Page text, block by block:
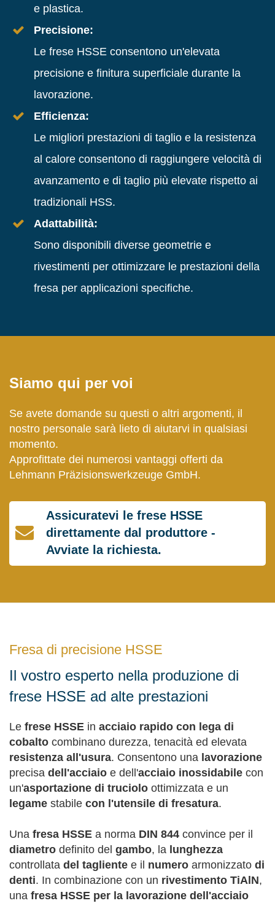
e plastica.
Precisione:
Le frese HSSE consentono un'elevata
precisione e finitura superficiale durante la
lavorazione.
Efficienza:
Le migliori prestazioni di taglio e la resistenza
al calore consentono di raggiungere velocità di
avanzamento e di taglio più elevate rispetto ai
tradizionali HSS.
Adattabilità:
Sono disponibili diverse geometrie e
rivestimenti per ottimizzare le prestazioni della
fresa per applicazioni specifiche.
Siamo qui per voi
Se avete domande su questi o altri argomenti, il
nostro personale sarà lieto di aiutarvi in qualsiasi
momento.
Approfittate dei numerosi vantaggi offerti da
Lehmann Präzisionswerkzeuge GmbH.
Assicuratevi le frese HSSE
direttamente dal produttore -
Avviate la richiesta.
Fresa di precisione HSSE
Il vostro esperto nella produzione di
frese HSSE ad alte prestazioni
Le frese HSSE in acciaio rapido con lega di
cobalto combinano durezza, tenacità ed elevata
resistenza all'usura. Consentono una lavorazione
precisa dell'acciaio e dell'acciaio inossidabile con
un'asportazione di truciolo ottimizzata e un
legame stabile con l'utensile di fresatura.
Una fresa HSSE a norma DIN 844 convince per il
diametro definito del gambo, la lunghezza
controllata del tagliente e il numero armonizzato di
denti. In combinazione con un rivestimento TiAlN,
una fresa HSSE per la lavorazione dell'acciaio